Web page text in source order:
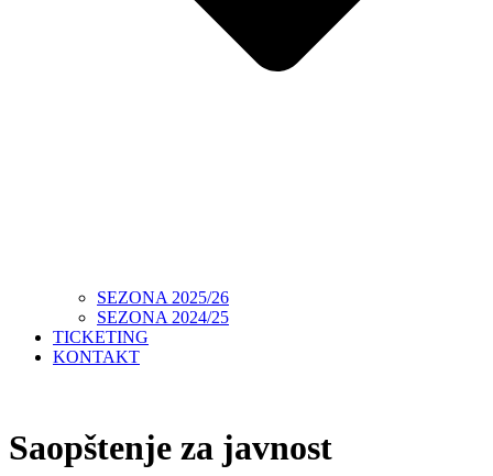
SEZONA 2025/26
SEZONA 2024/25
TICKETING
KONTAKT
Saopštenje za javnost